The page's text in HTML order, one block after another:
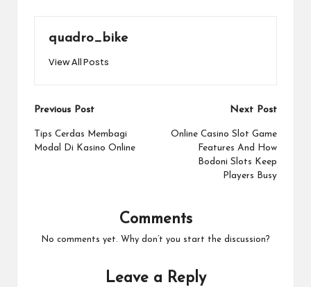
quadro_bike
View All Posts
Post
navigation
Previous Post
Tips Cerdas Membagi
Modal Di Kasino Online
Next Post
Online Casino Slot Game
Features And How
Bodoni Slots Keep
Players Busy
Comments
No comments yet. Why don’t you start the discussion?
Leave a Reply